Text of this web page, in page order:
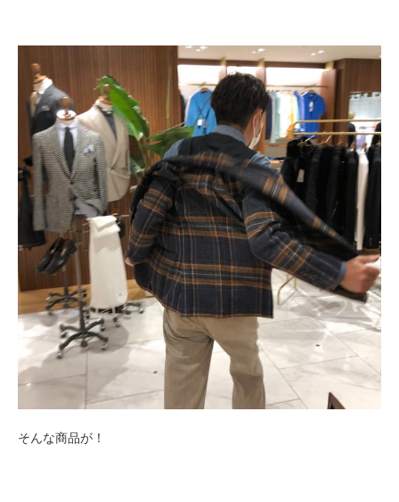
そんな商品が！